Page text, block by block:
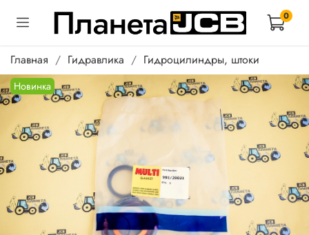
0
Главная Гидравлика Гидроцилиндры, штоки
Новинка